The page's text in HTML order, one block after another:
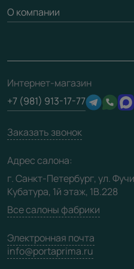
Накладки на дверь
Вопрос-ответ
Техническая информация
Юридическая информация
Монтаж
Подготовка проемов
Дизайнерам / архитекторам
О компании
Сертификаты
Производство
Медиацентр
Видео
Карта сайта
Интернет-магазин
+7 (981) 913-17-77
Заказать звонок
Адрес салона:
г. Санкт-Петербург, ул.
Кубатура, 1й этаж, 1В.228
Все салоны фабрики
Электронная почта
info@portaprima.ru